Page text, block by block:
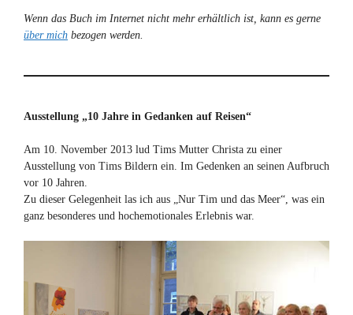
Wenn das Buch im Internet nicht mehr erhältlich ist, kann es gerne
über mich bezogen werden.
Ausstellung „10 Jahre in Gedanken auf Reisen“
Am 10. November 2013 lud Tims Mutter Christa zu einer
Ausstellung von Tims Bildern ein. Im Gedenken an seinen Aufbruch
vor 10 Jahren.
Zu dieser Gelegenheit las ich aus „Nur Tim und das Meer“, was ein
ganz besonderes und hochemotionales Erlebnis war.